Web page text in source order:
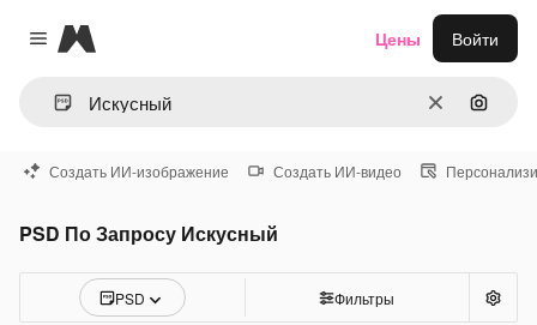
Close menu
Magnific
ОчиститьПоиск
Цены Войти
Создать ИИ-изображение Создать ИИ-видео
PSD По Запросу Искусный
PSD Фильтры